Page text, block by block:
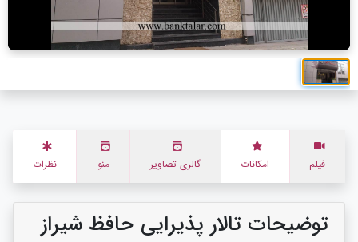
فیلم امکانات گالری تصاویر منو نظرات
توضیحات تالار پذیرایی حافظ شیراز